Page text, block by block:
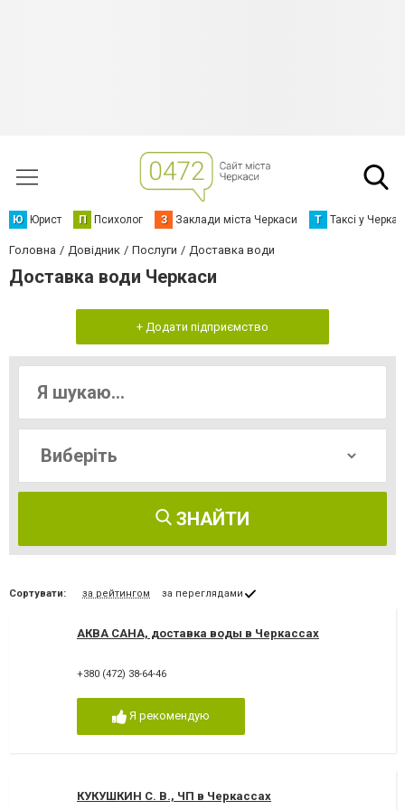
Ю Юрист П Психолог З Заклади міста Черкаси Т Таксі у
Головна Довідник Послуги Доставка води
Доставка води Черкаси
+ Додати підприємство
ЗНАЙТИ
Сортувати: за рейтингом за переглядами
АКВА САНА, доставка воды в Черкассах
+380 (472) 38-64-46
Я рекомендую
КУКУШКИН С. В., ЧП в Черкассах